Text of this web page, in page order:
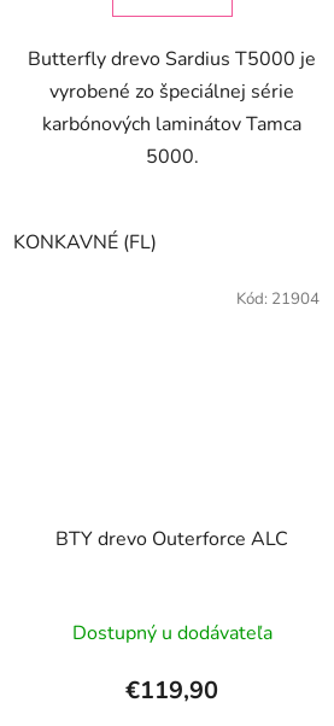
Butterfly drevo Sardius T5000 je
vyrobené zo špeciálnej série
karbónových laminátov Tamca
5000.
KONKAVNÉ (FL)
BTY drevo Outerforce ALC
hodnotenie
produktu
je
Dostupný u dodávateľa
€119,90
Kód: 21904